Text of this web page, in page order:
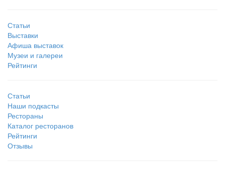
Статьи
Выставки
Афиша выставок
Музеи и галереи
Рейтинги
Статьи
Наши подкасты
Рестораны
Каталог ресторанов
Рейтинги
Отзывы